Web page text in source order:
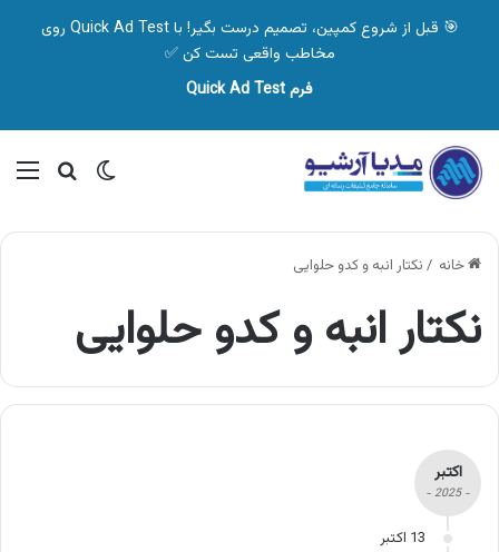
🎯 قبل از شروع کمپین، تصمیم درست بگیر! با Quick Ad Test روی
مخاطب واقعی تست کن ✅
فرم Quick Ad Test
تغییر پوسته
خانه / نکتار انبه و کدو حلوایی
نکتار انبه و کدو حلوایی
اکتبر
- 2025 -
13 اکتبر